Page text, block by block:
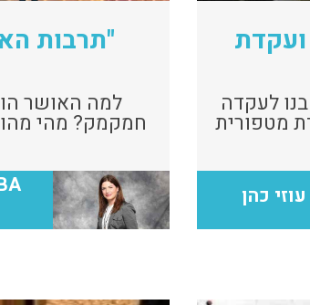
לעקדה
מטפורית
עוזי כהן
"תרבות
למה האושר
חמקמק? מהי
האם האושר